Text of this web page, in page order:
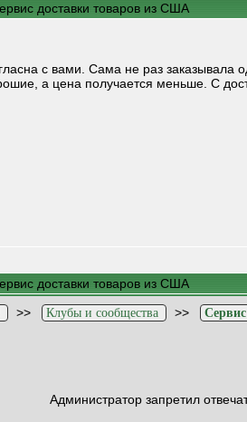
доставки товаров из США
с вами. Сама не раз заказывала
а цена получается меньше. С
доставки товаров из США
>> Клубы и сообщества >>
Администратор запретил